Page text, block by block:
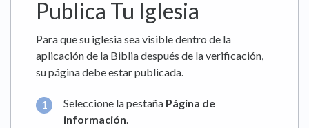
Publica Tu Iglesia
Para que su iglesia sea visible dentro de la
aplicación de la Biblia después de la verificación,
su página debe estar publicada.
Seleccione la pestaña Página de
información.